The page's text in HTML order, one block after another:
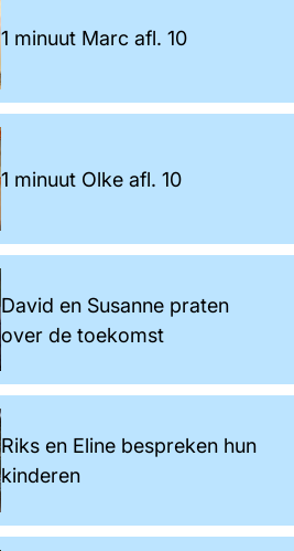
1 minuut Marc afl. 10
1 minuut Olke afl. 10
David en Susanne praten
over de toekomst
Riks en Eline bespreken hun
kinderen